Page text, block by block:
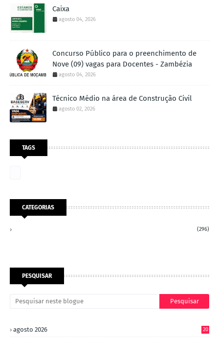
Caixa
agosto 04, 2026
Concurso Público para o preenchimento de
Nove (09) vagas para Docentes - Zambézia
agosto 04, 2026
Técnico Médio na área de Construção Civil
agosto 02, 2026
TAGS
CATEGORIAS
(296)
PESQUISAR
agosto 2026 20